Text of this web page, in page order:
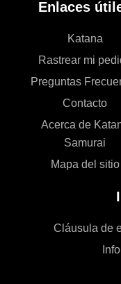
Enlaces
Katana
Rastrear mi
Preguntas
Contacto
Acerca de
Samurai
Mapa del sitio
Cláusula de